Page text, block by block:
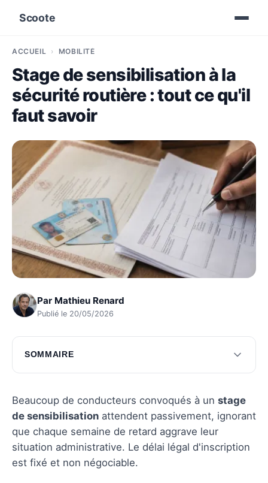
Scoote
ACCUEIL MOBILITÉ
Stage de sensibilisation à la
sécurité routière : tout ce qu'il
faut savoir
Par Mathieu Renard
Publié le 20/05/2026
SOMMAIRE
Inscription et cadre légal
Les coûts et options de financement
Questions fréquentes
Beaucoup de conducteurs convoqués à un stage
de sensibilisation attendent passivement, ignorant
que chaque semaine de retard aggrave leur
situation administrative. Le délai légal d'inscription
est fixé et non négociable.